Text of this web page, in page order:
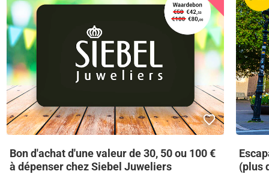
Bon d'achat d'une valeur de 30, 50 ou 100 €
à dépenser chez Siebel Juweliers
(plus